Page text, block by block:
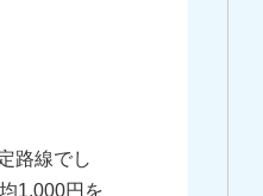
路線でし
1,000円を